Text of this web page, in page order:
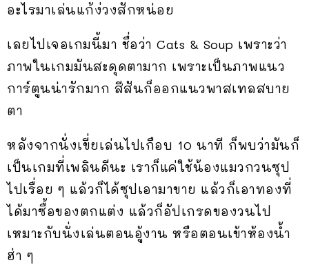
อะไรมาเล่นแก้ง่วงสักหน่อย
เลยไปเจอเกมนี้มา ชื่อว่า Cats & Soup เพราะว่า
ภาพในเกมมันสะดุดตามาก เพราะเป็นภาพแนว
การ์ตูนน่ารักมาก สีสันก็ออกแนวพาสเทลสบาย
ตา
หลังจากนั่งเขี่ยเล่นไปเกือบ 10 นาที ก็พบว่ามันก็
เป็นเกมที่เพลินดีนะ เราก็แค่ใช้น้องแมวกวนซุป
ไปเรื่อย ๆ แล้วก็ได้ซุปเอามาขาย แล้วก็เอาทองที่
ได้มาซื้อของตกแต่ง แล้วก็อัปเกรดของวนไป
เหมาะกับนั่งเล่นตอนอู้งาน หรือตอนเข้าห้องน้ำ
ฮ่า ๆ